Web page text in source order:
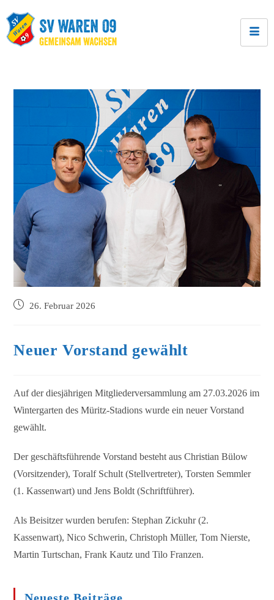
26. Februar 2026
Neuer Vorstand gewählt
Auf der diesjährigen Mitgliederversammlung am 27.03.2026 im
Wintergarten des Müritz-Stadions wurde ein neuer Vorstand
gewählt.
Der geschäftsführende Vorstand besteht aus Christian Bülow
(Vorsitzender), Toralf Schult (Stellvertreter), Torsten Semmler
(1. Kassenwart) und Jens Boldt (Schriftführer).
Als Beisitzer wurden berufen: Stephan Zickuhr (2.
Kassenwart), Nico Schwerin, Christoph Müller, Tom Nierste,
Martin Turtschan, Frank Kautz und Tilo Franzen.
Neueste Beiträge